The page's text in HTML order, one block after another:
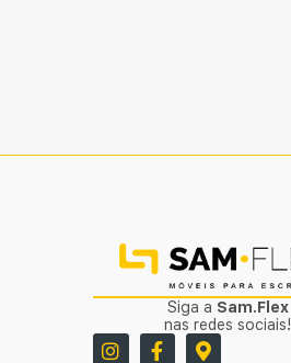
Siga a Sam.Flex
nas redes sociais!